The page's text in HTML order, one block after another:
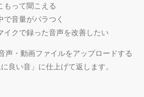
もって聞こえる
で音量がバラつく
イクで録った音声を改善したい
声・動画ファイルをアップロードする
良い音」に仕上げて返します。